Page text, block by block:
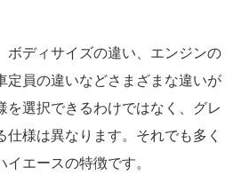
ボディサイズの違い、エンジンの
定員の違いなどさまざまな違いが
を選択できるわけではなく、グレ
仕様は異なります。それでも多く
エースの特徴です。